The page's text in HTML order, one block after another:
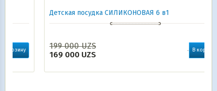
Детская посудка СИЛИКОНОВАЯ 6 в1
199 000UZS
169 000UZS В корзину